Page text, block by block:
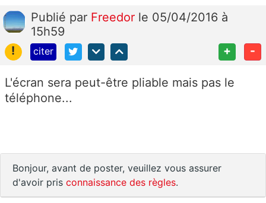
Publié par Freedor le 05/04/2016 à
15h59
!
citer + -
L'écran sera peut-être pliable mais pas le
téléphone...
Bonjour, avant de poster, veuillez vous assurer
d'avoir pris connaissance des règles.